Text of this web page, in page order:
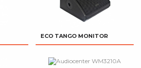
ECO TANGO MONITOR